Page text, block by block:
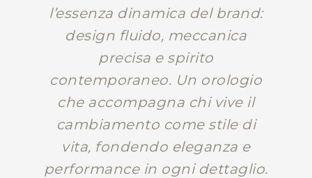
l’essenza dinamica del brand:
design fluido, meccanica
precisa e spirito
contemporaneo. Un orologio
che accompagna chi vive il
cambiamento come stile di
vita, fondendo eleganza e
performance in ogni dettaglio.